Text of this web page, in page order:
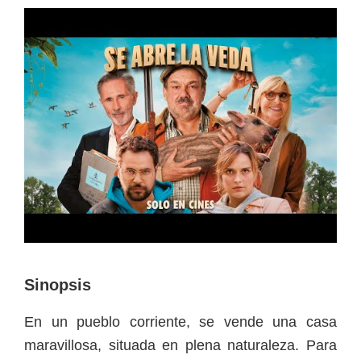
Sinopsis
En un pueblo corriente, se vende una casa
maravillosa, situada en plena naturaleza. Para